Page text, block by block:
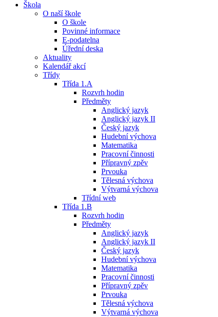
Škola
O naší škole
O škole
Povinné informace
E-podatelna
Úřední deska
Aktuality
Kalendář akcí
Třídy
Třída 1.A
Rozvrh hodin
Předměty
Anglický jazyk
Anglický jazyk II
Český jazyk
Hudební výchova
Matematika
Pracovní činnosti
Přípravný zpěv
Prvouka
Tělesná výchova
Výtvarná výchova
Třídní web
Třída 1.B
Rozvrh hodin
Předměty
Anglický jazyk
Anglický jazyk II
Český jazyk
Hudební výchova
Matematika
Pracovní činnosti
Přípravný zpěv
Prvouka
Tělesná výchova
Výtvarná výchova